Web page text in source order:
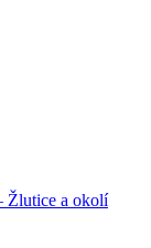
Žlutice a okolí